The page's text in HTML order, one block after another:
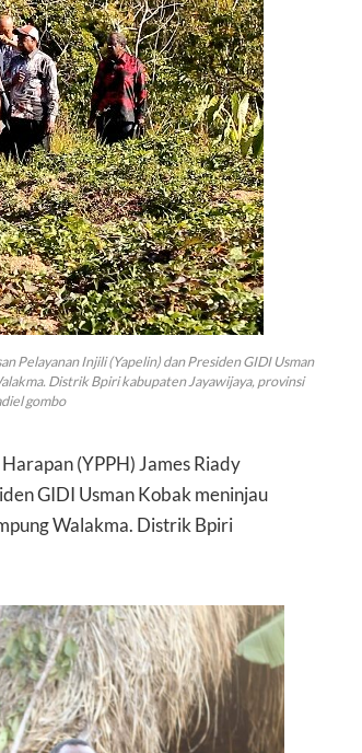
Pelayanan Injili (Yapelin) dan Presiden GIDI Usman
Distrik Bpiri kabupaten Jayawijaya, provinsi
gombo
(YPPH) James Riady
GIDI Usman Kobak meninjau
Walakma. Distrik Bpiri